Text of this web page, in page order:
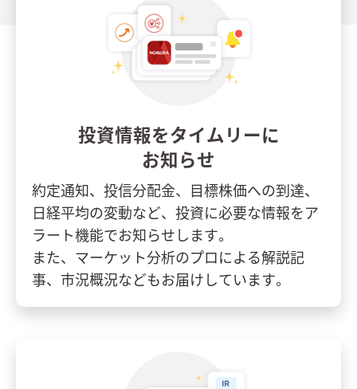
投資情報をタイムリーに
お知らせ
約定通知、投信分配金、目標株価への到達、
日経平均の変動など、投資に必要な情報をア
ラート機能でお知らせします。
また、マーケット分析のプロによる解説記
事、市況概況などもお届けしています。